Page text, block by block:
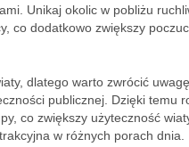
Unikaj okolic w pobliżu
co dodatkowo zwiększy
dlatego warto zwrócić
publicznej. Dzięki temu
co zwiększy użyteczność
w różnych porach dnia.